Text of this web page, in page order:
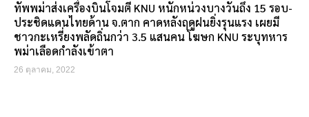
ทัพพม่าส่งเครื่องบินโจมตี KNU หนักหน่วงบางวันถึง 15 รอบ-
ประชิดแดนไทยด้าน จ.ตาก คาดหลังฤดูฝนยิ่งรุนแรง เผยมี
ชาวกะเหรี่ยงพลัดถิ่นกว่า 3.5 แสนคน โฆษก KNU ระบุทหาร
พม่าเลือดกำลังเข้าตา
26 ตุลาคม, 2022